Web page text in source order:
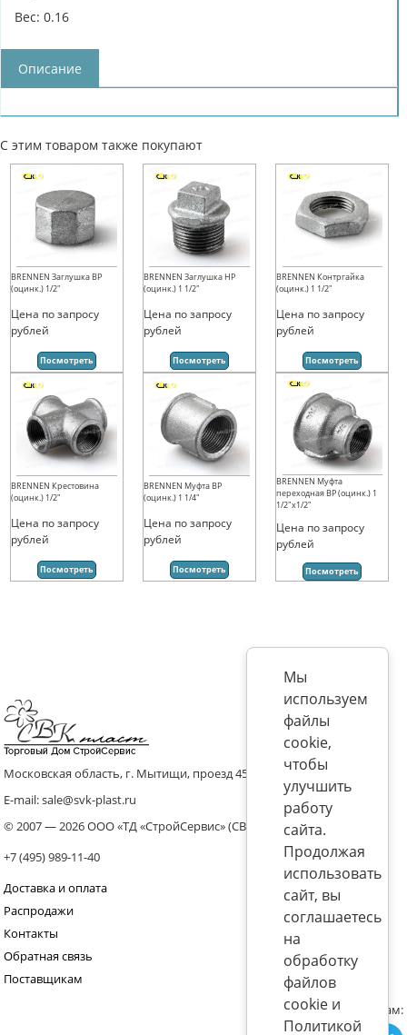
Вес: 0.16
Описание
С этим товаром также покупают
BRENNEN Заглушка ВР
(оцинк.) 1/2"
Цена по запросу
рублей
Посмотреть
BRENNEN Заглушка НР
(оцинк.) 1 1/2"
Цена по запросу
рублей
Посмотреть
BRENNEN Контргайка
(оцинк.) 1 1/2"
Цена по запросу
рублей
Посмотреть
BRENNEN Крестовина
(оцинк.) 1/2"
Цена по запросу
рублей
Посмотреть
BRENNEN Муфта ВР
(оцинк.) 1 1/4"
Цена по запросу
рублей
Посмотреть
BRENNEN Муфта
переходная ВР (оцинк.) 1
1/2"х1/2"
Цена по запросу
рублей
Посмотреть
Московская область, г. Мытищи, проезд 4536 владение 8, стр.10
E-mail: sale@svk-plast.ru
© 2007 — 2026 ООО «ТД «СтройСервис» (СВК)
+7 (495) 989-11-40
Доставка и оплата
Распродажи
Контакты
Обратная связь
Поставщикам
Присоединяйтесь к нам:
Мы
используем
файлы
cookie,
чтобы
улучшить
работу
сайта.
Продолжая
использовать
сайт, вы
соглашаетесь
на
обработку
файлов
cookie и
Политикой